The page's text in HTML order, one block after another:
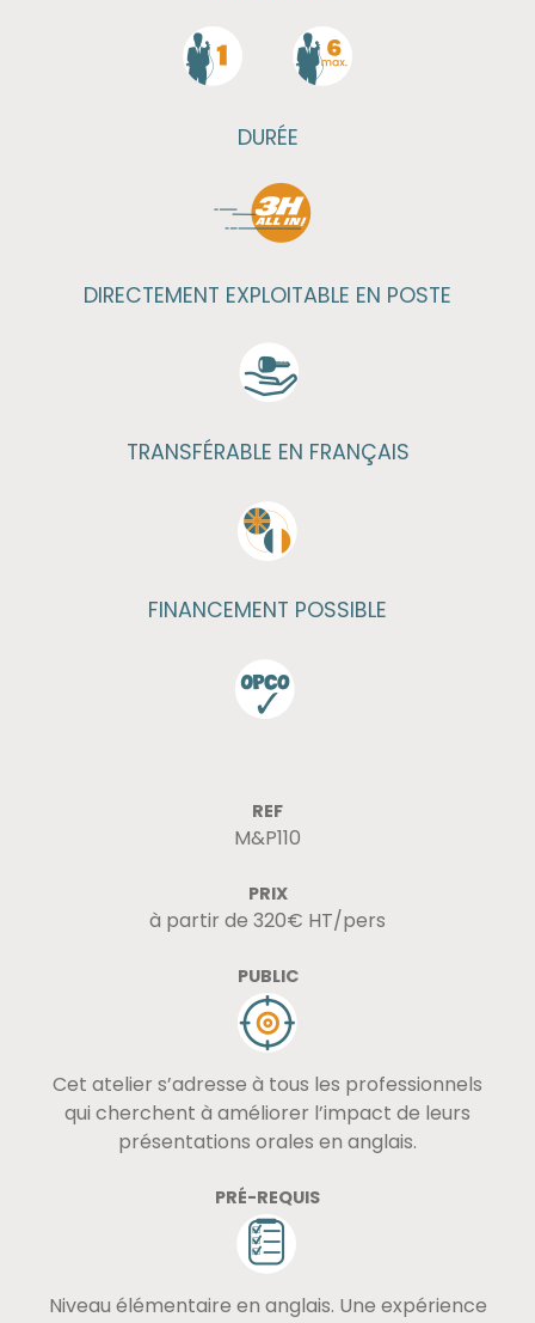
DURÉE
DIRECTEMENT EXPLOITABLE EN POSTE
TRANSFÉRABLE EN FRANÇAIS
FINANCEMENT POSSIBLE
REF
M&P110
PRIX
à partir de 320€ HT/pers
PUBLIC
Cet atelier s’adresse à tous les professionnels
qui cherchent à améliorer l’impact de leurs
présentations orales en anglais.
PRÉ-REQUIS
Niveau élémentaire en anglais. Une expérience